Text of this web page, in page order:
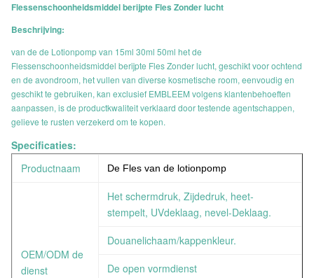
Flessenschoonheidsmiddel berijpte Fles Zonder lucht
Beschrijving:
van de de Lotionpomp van 15ml 30ml 50ml het de
Flessenschoonheidsmiddel berijpte Fles Zonder lucht, geschikt voor ochtend
en de avondroom, het vullen van diverse kosmetische room, eenvoudig en
geschikt te gebruiken, kan exclusief EMBLEEM volgens klantenbehoeften
aanpassen, is de productkwaliteit verklaard door testende agentschappen,
gelieve te rusten verzekerd om te kopen.
Specificaties:
Productnaam
De Fles van de lotionpomp
OEM/ODM de
dienst
Het schermdruk, Zijdedruk, heet-
stempelt, UVdeklaag, nevel-Deklaag.
Douanelichaam/kappenkleur.
De open vormdienst